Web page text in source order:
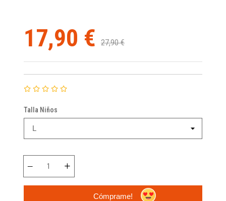
17,90 € 27,90 €
Talla Niños
Cómprame!